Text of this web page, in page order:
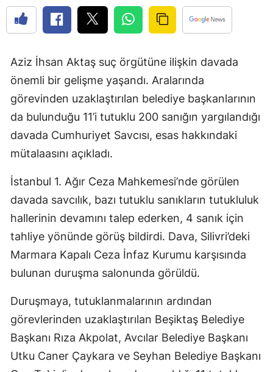
Aziz İhsan Aktaş suç örgütüne ilişkin davada
önemli bir gelişme yaşandı. Aralarında
görevinden uzaklaştırılan belediye başkanlarının
da bulunduğu 11’i tutuklu 200 sanığın yargılandığı
davada Cumhuriyet Savcısı, esas hakkındaki
mütalaasını açıkladı.
İstanbul 1. Ağır Ceza Mahkemesi’nde görülen
davada savcılık, bazı tutuklu sanıkların tutukluluk
hallerinin devamını talep ederken, 4 sanık için
tahliye yönünde görüş bildirdi. Dava, Silivri’deki
Marmara Kapalı Ceza İnfaz Kurumu karşısında
bulunan duruşma salonunda görüldü.
Duruşmaya, tutuklanmalarının ardından
görevlerinden uzaklaştırılan Beşiktaş Belediye
Başkanı Rıza Akpolat, Avcılar Belediye Başkanı
Utku Caner Çaykara ve Seyhan Belediye Başkanı